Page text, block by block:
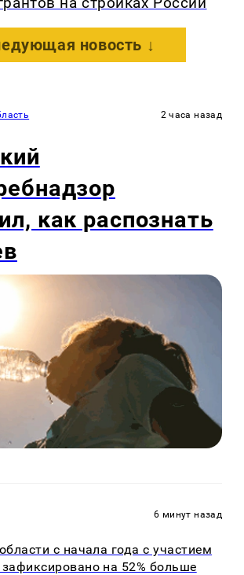
на стройках России
новость ↓
2 часа назад
как распознать
6 минут назад
с начала года с участием
на 52% больше